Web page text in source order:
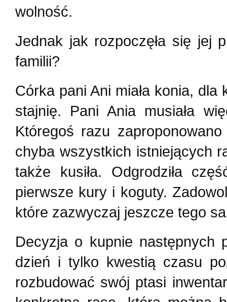
wolność.
Jednak jak rozpoczęła się jej
familii?
Córka pani Ani miała konia, dla
stajnię. Pani Ania musiała
Któregoś razu
chyba wszystkich istniejących
także kusiła. Odgrodziła
pierwsze kury i koguty.
które zazwyczaj jeszcze tego
Decyzja o kupnie następnych
dzień i tylko kwestią czasu
rozbudować swój ptasi